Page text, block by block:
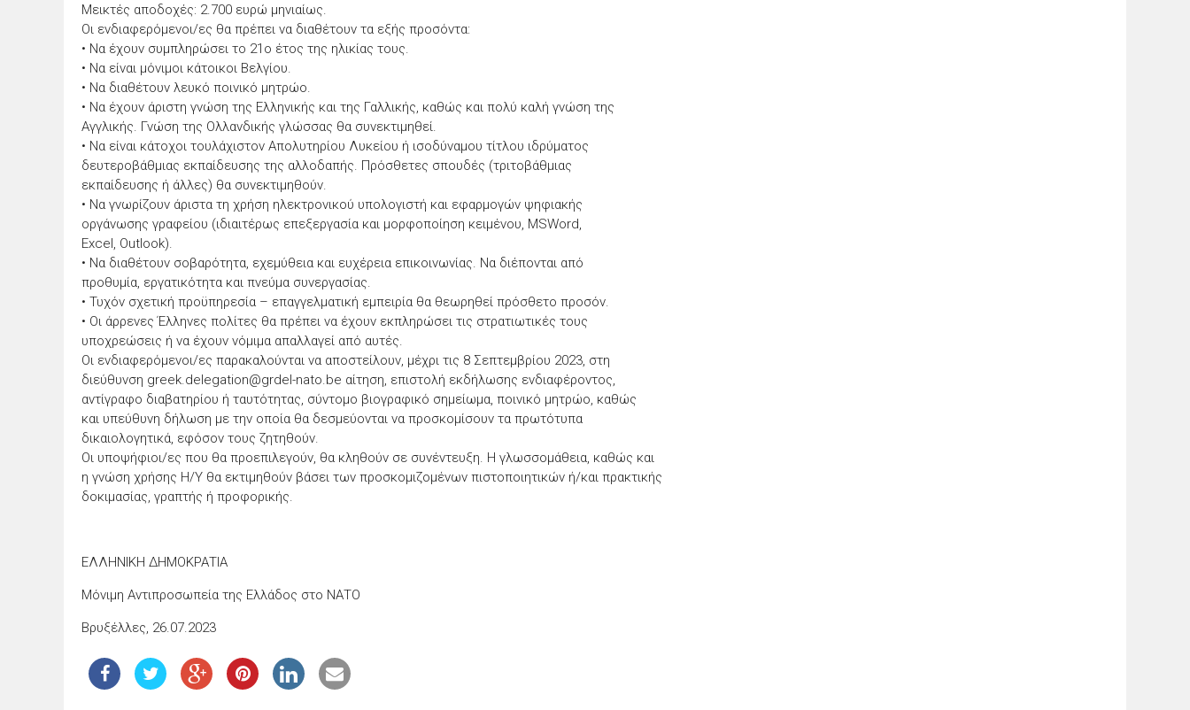
Μεικτές αποδοχές: 2.700 ευρώ μηνιαίως.
Οι ενδιαφερόμενοι/ες θα πρέπει να διαθέτουν τα εξής προσόντα:
• Να έχουν συμπληρώσει το 21ο έτος της ηλικίας τους.
• Να είναι μόνιμοι κάτοικοι Βελγίου.
• Να διαθέτουν λευκό ποινικό μητρώο.
• Να έχουν άριστη γνώση της Ελληνικής και της Γαλλικής, καθώς και πολύ καλή γνώση της
Αγγλικής. Γνώση της Ολλανδικής γλώσσας θα συνεκτιμηθεί.
• Να είναι κάτοχοι τουλάχιστον Απολυτηρίου Λυκείου ή ισοδύναμου τίτλου ιδρύματος
δευτεροβάθμιας εκπαίδευσης της αλλοδαπής. Πρόσθετες σπουδές (τριτοβάθμιας
εκπαίδευσης ή άλλες) θα συνεκτιμηθούν.
• Να γνωρίζουν άριστα τη χρήση ηλεκτρονικού υπολογιστή και εφαρμογών ψηφιακής
οργάνωσης γραφείου (ιδιαιτέρως επεξεργασία και μορφοποίηση κειμένου, MSWord,
Excel, Outlook).
• Να διαθέτουν σοβαρότητα, εχεμύθεια και ευχέρεια επικοινωνίας. Να διέπονται από
προθυμία, εργατικότητα και πνεύμα συνεργασίας.
• Τυχόν σχετική προϋπηρεσία – επαγγελματική εμπειρία θα θεωρηθεί πρόσθετο προσόν.
• Οι άρρενες Έλληνες πολίτες θα πρέπει να έχουν εκπληρώσει τις στρατιωτικές τους
υποχρεώσεις ή να έχουν νόμιμα απαλλαγεί από αυτές.
Οι ενδιαφερόμενοι/ες παρακαλούνται να αποστείλουν, μέχρι τις 8 Σεπτεμβρίου 2023, στη
διεύθυνση greek.delegation@grdel-nato.be αίτηση, επιστολή εκδήλωσης ενδιαφέροντος,
αντίγραφο διαβατηρίου ή ταυτότητας, σύντομο βιογραφικό σημείωμα, ποινικό μητρώο, καθώς
και υπεύθυνη δήλωση με την οποία θα δεσμεύονται να προσκομίσουν τα πρωτότυπα
δικαιολογητικά, εφόσον τους ζητηθούν.
Οι υποψήφιοι/ες που θα προεπιλεγούν, θα κληθούν σε συνέντευξη. Η γλωσσομάθεια, καθώς και
η γνώση χρήσης Η/Υ θα εκτιμηθούν βάσει των προσκομιζομένων πιστοποιητικών ή/και πρακτικής
δοκιμασίας, γραπτής ή προφορικής.
ΕΛΛΗΝΙΚΗ ΔΗΜΟΚΡΑΤΙΑ
Μόνιμη Αντιπροσωπεία της Ελλάδος στο ΝΑΤΟ
Βρυξέλλες, 26.07.2023